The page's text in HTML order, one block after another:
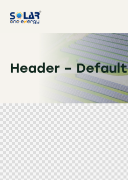
Header – Default